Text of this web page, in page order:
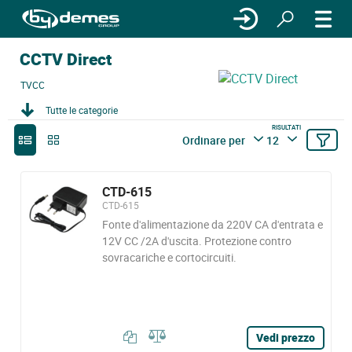
CCTV Direct
TVCC
Tutte le categorie
Ordinare per
RISULTATI
12
CTD-615
CTD-615
Fonte d'alimentazione da 220V CA d'entrata e
12V CC /2A d'uscita. Protezione contro
sovracariche e cortocircuiti.
Vedi prezzo